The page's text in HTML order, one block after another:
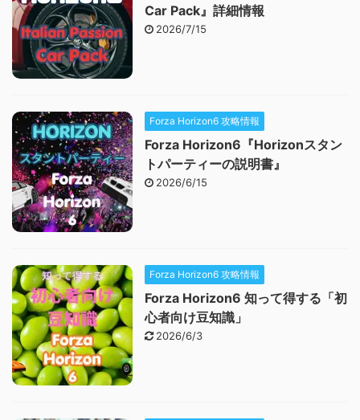
Car Pack』詳細情報
2026/7/15
Forza Horizon6 攻略情報
Forza Horizon6『Horizonスタン
トパーティーの説明書』
2026/6/15
Forza Horizon6 攻略情報
Forza Horizon6 知って得する「初
心者向け豆知識」
2026/6/3